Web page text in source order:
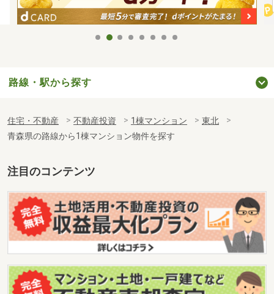
路線・駅から探す
住宅・不動産 不動産投資 1棟マンション
東北
青森県の路線から1棟マンション物件を探す
注目のコンテンツ